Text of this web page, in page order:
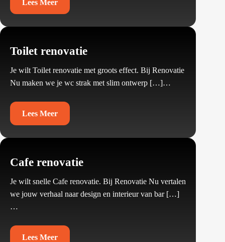
Lees Meer
Toilet renovatie
Je wilt Toilet renovatie met groots effect.​ Bij Renovatie
Nu maken we je wc strak met slim ontwerp […]…
Lees Meer
Cafe renovatie
Je wilt snelle Cafe renovatie.​ Bij Renovatie Nu vertalen
we jouw verhaal naar design en interieur van bar […]
…
Lees Meer